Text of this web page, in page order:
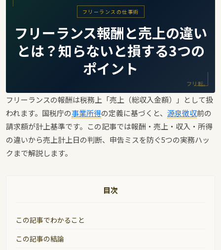
フリーランスの仕事術
フリーランス報酬と売上の違い
とは？知らないと損する3つの
ポイント
フリ転。
フリーランスの報酬は税務上「売上（総収入金額）」として扱
われます。国税庁の事業所得の定義に基づくと、 源泉徴収前の
請求額が計上基準です。この記事では報酬・売上・収入・所得
の違いから売上計上日の判断、申告ミスを防ぐ5つの実務ハッ
クまで解説します。
目次
この記事でわかること
この記事の結論